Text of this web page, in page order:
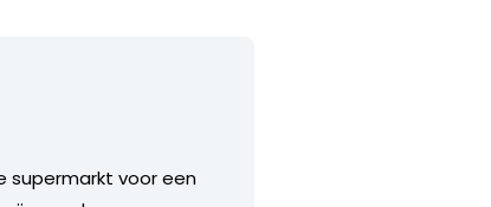
supermarkt voor een